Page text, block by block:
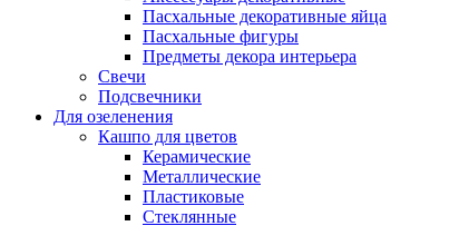
Пасхальные декоративные яйца
Пасхальные фигуры
Предметы декора интерьера
Свечи
Подсвечники
Для озеленения
Кашпо для цветов
Керамические
Металлические
Пластиковые
Стеклянные